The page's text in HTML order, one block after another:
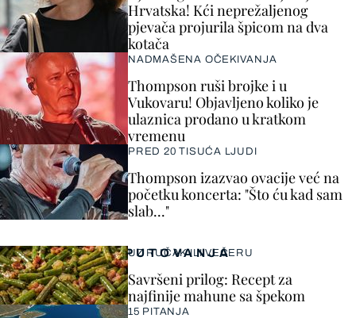
Hrvatska! Kći neprežaljenog
pjevača projurila špicom na dva
kotača
NADMAŠENA OČEKIVANJA
Thompson ruši brojke i u
Vukovaru! Objavljeno koliko je
ulaznica prodano u kratkom
vremenu
PRED 20 TISUĆA LJUDI
Thompson izazvao ovacije već na
početku koncerta: "Što ću kad sam
slab..."
PUTOVANJA
UZ RUČAK ILI VEČERU
Savršeni prilog: Recept za
najfinije mahune sa špekom
15 PITANJA